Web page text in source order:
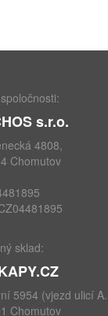
s.r.o.
4808,
Chomutov
sklad:
5954 (vjezd ulicí
Chomutov